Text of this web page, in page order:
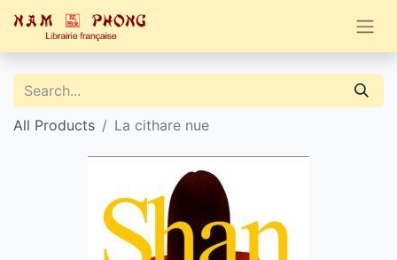
All Products La cithare nue